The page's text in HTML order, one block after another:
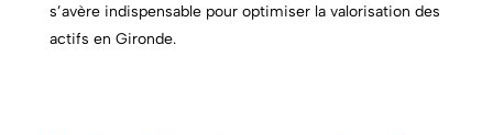
s’avère indispensable pour optimiser la valorisation des
actifs en Gironde.